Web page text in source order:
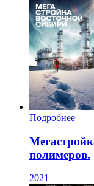
Подробнее
полимеров.
2021